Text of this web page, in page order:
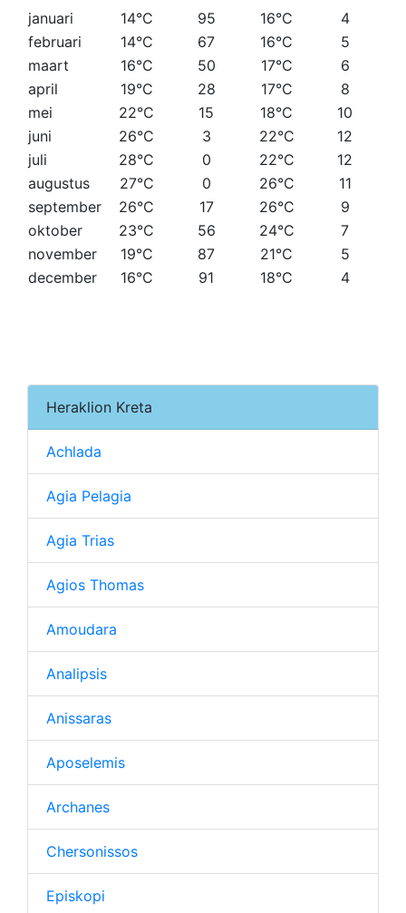
januari 14°C 95 16°C
4
februari
14°C 67 16°C
5
maart
16°C 50 17°C
6
april
19°C 28 17°C
8
mei
22°C 15 18°C
10
juni
26°C 3 22°C
12
juli
28°C 0 22°C
12
augustus
27°C 0 26°C
11
september
26°C 17 26°C
9
oktober
23°C 56 24°C
7
november
19°C 87 21°C
5
december
16°C 91 18°C 4
Heraklion Kreta
Achlada
Agia Pelagia
Agia Trias
Agios Thomas
Amoudara
Analipsis
Anissaras
Aposelemis
Archanes
Chersonissos
Episkopi